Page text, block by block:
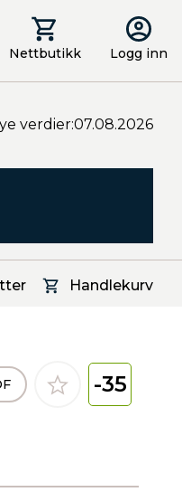
Nettbutikk Logg inn
verdier:07.08.2026
Handlekurv
-35